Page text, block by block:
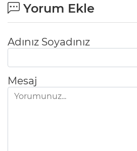
Yorum Ekle
Adınız Soyadınız
Mesaj